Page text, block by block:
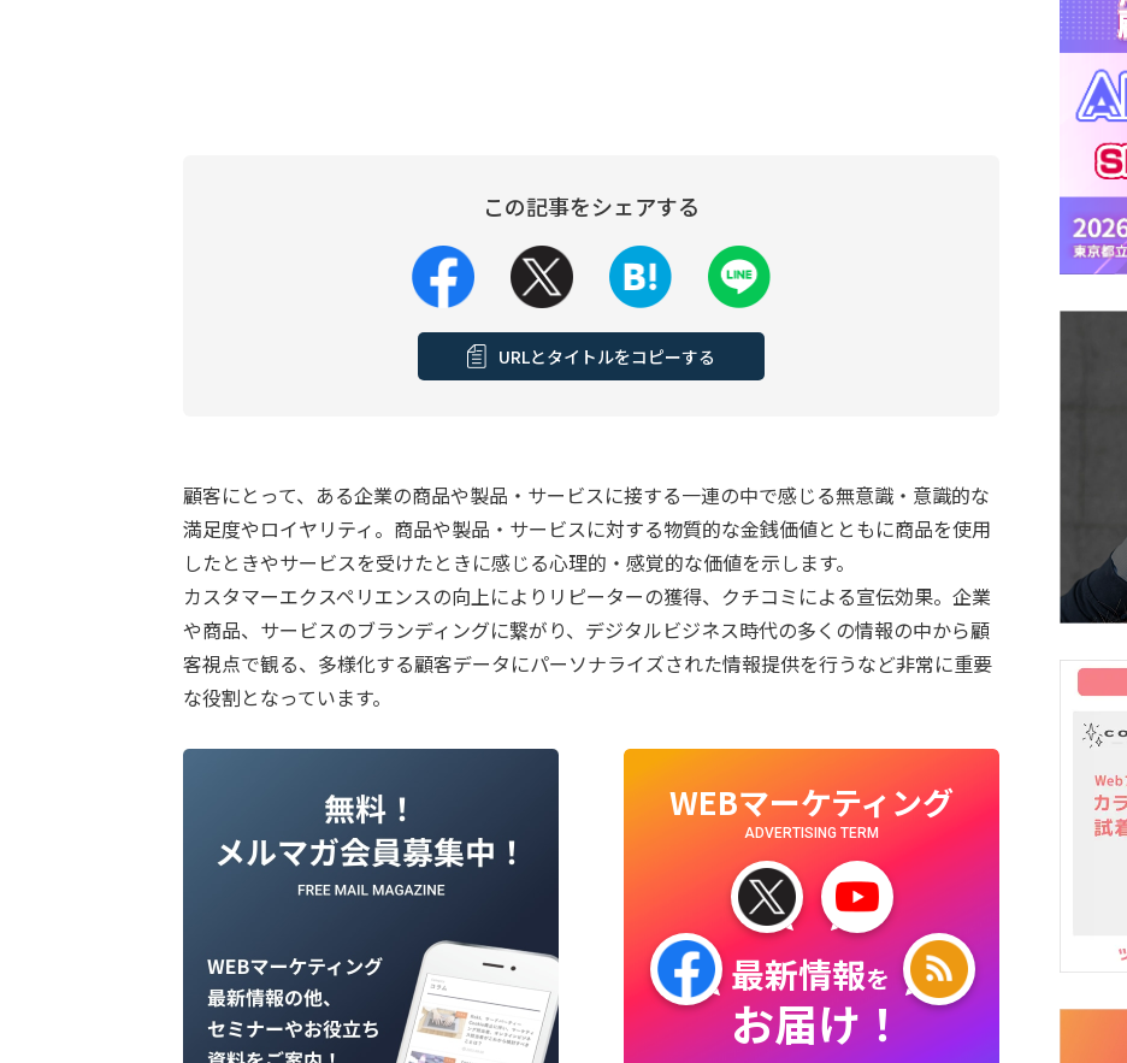
この記事をシェアする
URLとタイトルをコピーする
顧客にとって、ある企業の商品や製品・サービスに接する一連の中で感じる無意識・意識的な
満足度やロイヤリティ。商品や製品・サービスに対する物質的な金銭価値とともに商品を使用
したときやサービスを受けたときに感じる心理的・感覚的な価値を示します。
カスタマーエクスペリエンスの向上によりリピーターの獲得、クチコミによる宣伝効果。企業
や商品、サービスのブランディングに繋がり、デジタルビジネス時代の多くの情報の中から顧
客視点で観る、多様化する顧客データにパーソナライズされた情報提供を行うなど非常に重要
な役割となっています。
WEBマーケティング
ADVERTISING TERM
最新情報を
お届け！